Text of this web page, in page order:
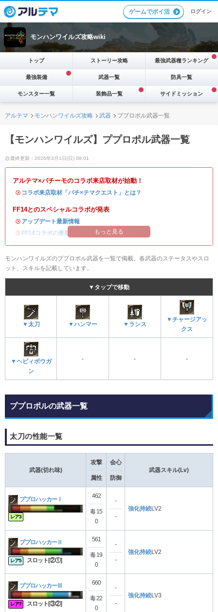
ゲームでポイ活 ログイン
モンハンワイルズ攻略wiki
トップ ストーリー攻略 最強武器種ランキング
最強装備 武器一覧 防具一覧
モンスター一覧 装飾品一覧 サイドミッション
アルテマ モンハンワイルズ攻略 武器 ププロポル武器一覧
【モンハンワイルズ】ププロポル武器一覧
最終更新：2026年3月1日(日) 08:01
アルテマ×パチーモのコラボ来店取材が始動！
・ コラボ来店取材「パチ×テマクエスト」とは？
FF14とのスペシャルコラボが発表
・ アップデート最新情報
・ FF14コラボの最新情報 オメガ・プラネテス攻略
もっと見る
モンハンワイルズのププロポル武器を一覧で掲載。各武器のステータスやスロ
ット、スキルを記載しています。
▼タップで移動
▼太刀 ▼ハンマー ▼ランス
▼チャージアッ
クス
▼ヘビィボウガ
ン
- - -
ププロポルの武器一覧
太刀の性能一覧
武器(切れ味)
攻撃
属性
会心
防御
武器スキル(Lv)
ププロハッカーⅠ
レア3
462
毒 15
0
-
-
強化持続 LV2
ププロハッカーⅡ
レア5 スロット[②①]
561
毒 19
0
-
-
強化持続 LV2
ププロハッカーⅢ
レア7 スロット[③②]
660
毒 22
0
-
-
強化持続 LV3